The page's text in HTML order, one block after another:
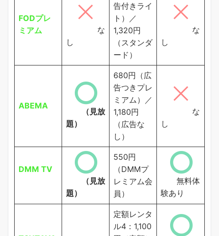
FODプレ
ミアム
な
し
告付きライ
ト）／
1,320円
（スタンダ
ード）
な
し
ABEMA
（見放
題）
680円（広
告つきプレ
ミアム）／
1,180円
（広告な
し）
な
し
DMM TV
（見放
題）
550円
（DMMプ
レミアム会
員）
無料体
験あり
定額レンタ
ル4：1,100